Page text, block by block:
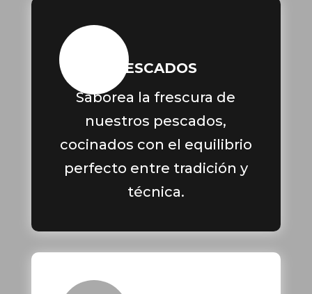
PESCADOS
Saborea la frescura de
nuestros pescados,
cocinados con el equilibrio
perfecto entre tradición y
técnica.